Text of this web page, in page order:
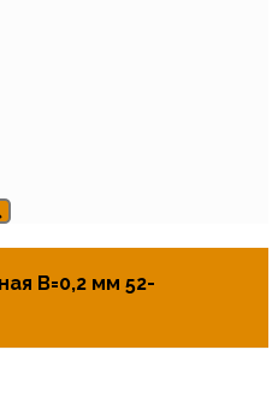
В=0,2 мм 52-